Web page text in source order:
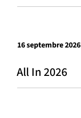
All In 2026
16 septembre 2026